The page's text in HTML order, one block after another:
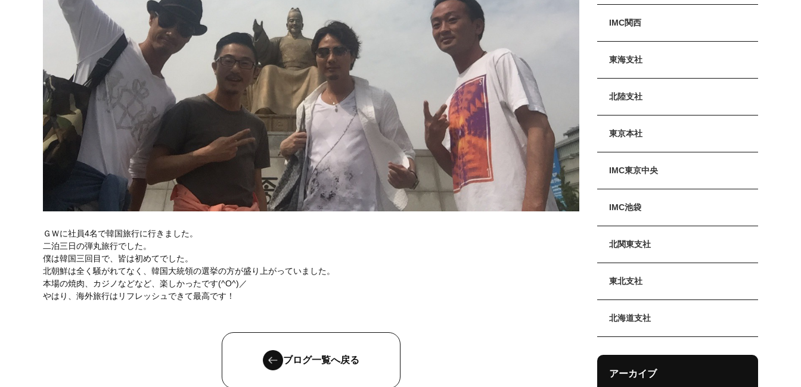
ＧＷに社員4名で韓国旅行に行きました。
二泊三日の弾丸旅行でした。
僕は韓国三回目で、皆は初めてでした。
北朝鮮は全く騒がれてなく、韓国大統領の選挙の方が盛り上がっていました。
本場の焼肉、カジノなどなど、楽しかったです(^O^)／
やはり、海外旅行はリフレッシュできて最高です！
ブログ一覧へ戻る
IMC関西
東海支社
北陸支社
東京本社
IMC東京中央
IMC池袋
北関東支社
東北支社
北海道支社
アーカイブ